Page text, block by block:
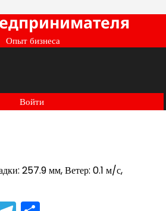
Опыт бизнеса
Войти
257.9 мм, Ветер: 0.1 м/с,